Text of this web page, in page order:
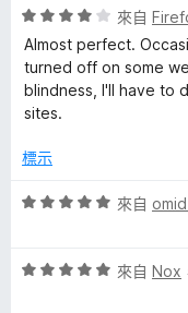
評
價
4
分
，
分
分
來自
Almost perfect.
turned off on some
blindness, I'll have to
sites.
標示
評
分
來自
評
來自 Nox